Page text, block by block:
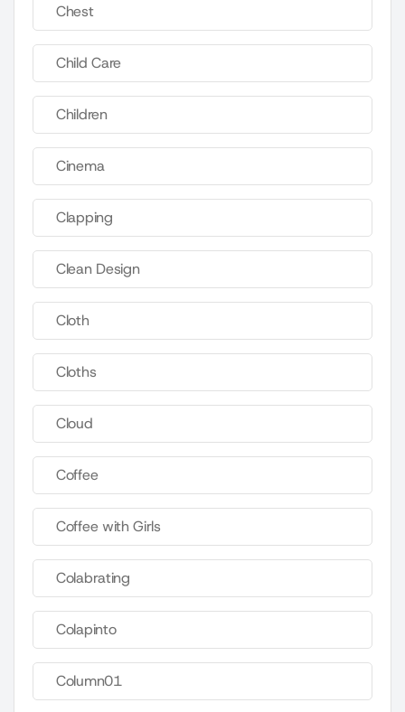
Chest
Child Care
Children
Cinema
Clapping
Clean Design
Cloth
Cloths
Cloud
Coffee
Coffee with Girls
Colabrating
Colapinto
Column01